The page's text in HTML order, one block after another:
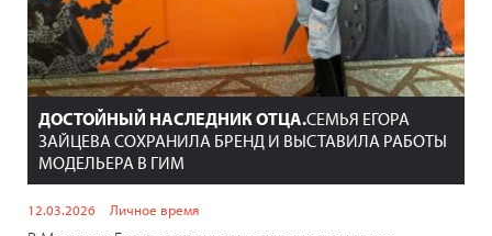
ДОСТОЙНЫЙ НАСЛЕДНИК ОТЦА.СЕМЬЯ ЕГОРА
ЗАЙЦЕВА СОХРАНИЛА БРЕНД И ВЫСТАВИЛА РАБОТЫ
МОДЕЛЬЕРА В ГИМ
12.03.2026 Личное время